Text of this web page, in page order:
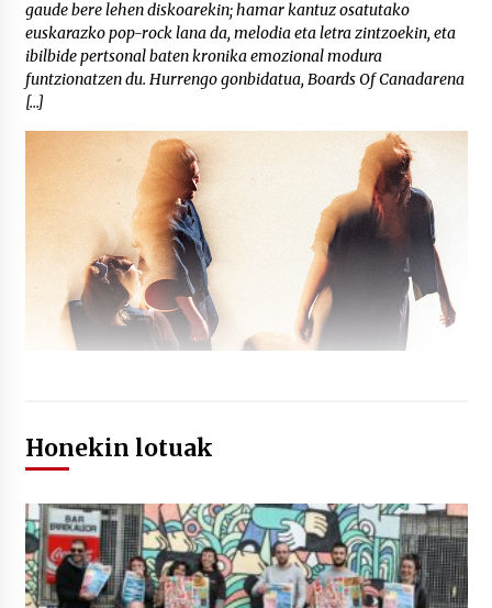
gaude bere lehen diskoarekin; hamar kantuz osatutako
euskarazko pop-rock lana da, melodia eta letra zintzoekin, eta
ibilbide pertsonal baten kronika emozional modura
funtzionatzen du. Hurrengo gonbidatua, Boards Of Canadarena
[…]
Honekin lotuak